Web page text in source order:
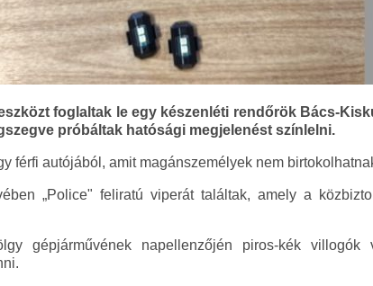
foglaltak le egy készenléti rendőrök Bács-
próbáltak hatósági megjelenést színlelni.
férfi autójából, amit magánszemélyek nem
„Police" feliratú viperát találtak, amely a
gépjárművének napellenzőjén piros-kék villogók